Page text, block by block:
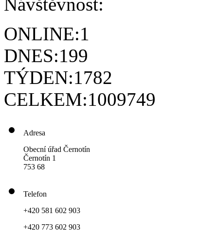
Návštěvnost:
ONLINE:1
DNES:199
TÝDEN:1782
CELKEM:1009749
Adresa
Obecní úřad Černotín
Černotín 1
753 68
Telefon
+420 581 602 903
+420 773 602 903